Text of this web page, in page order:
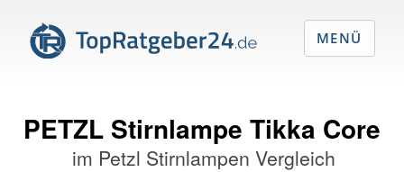
PETZL Stirnlampe Tikka Core
im Petzl Stirnlampen Vergleich
MENÜ